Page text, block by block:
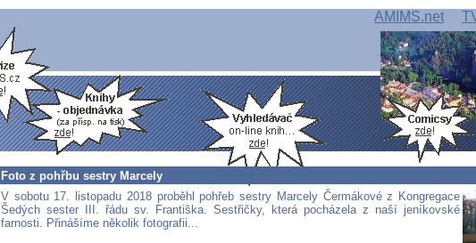
AMIMS.net
Foto z pohřbu sestry Marcely
V sobotu 17. listopadu 2018 proběhl pohřeb sestry Marcely Čermákové z Kongregace
Šedých sester III. řádu sv. Františka. Sestřičky, která pocházela z naší jeníkovské
farnosti. Přinášíme několik fotografii...